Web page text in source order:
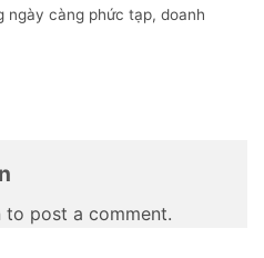
ngày càng phức tạp, doanh
to post a comment.